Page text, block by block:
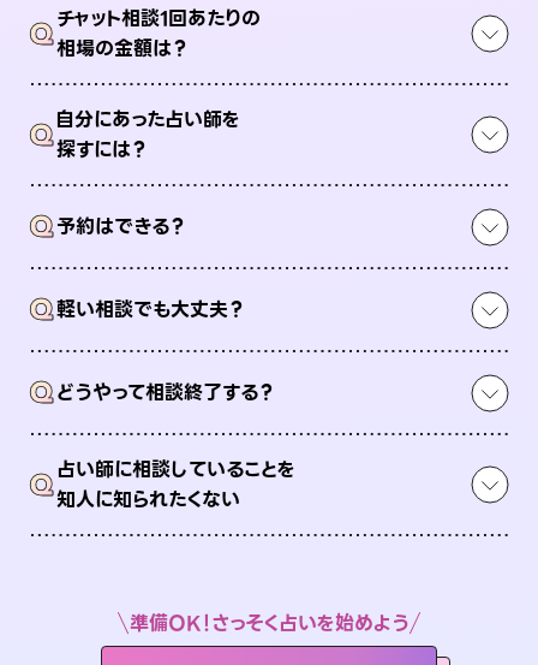
Qチャット相談1回あたりの
相場の金額は？
Q自分にあった占い師を
探すには？
Q予約はできる？
Q軽い相談でも大丈夫？
Qどうやって相談終了する？
Q占い師に相談していることを
知人に知られたくない
準備OK！さっそく占いを始めよう